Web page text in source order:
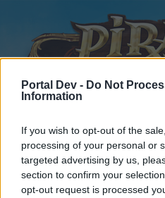
Portal Dev - Do Not
Information
If you wish to opt-out of the
processing of your personal or
targeted advertising by us,
section to confirm your
opt-out request is processed
Startseite Foren
Letzte Beiträge